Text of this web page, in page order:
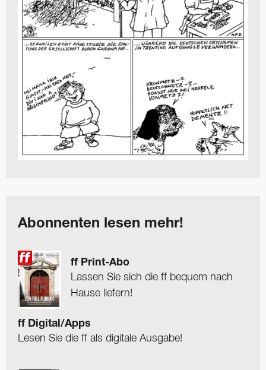
Abonnenten lesen mehr!
ff Print-Abo
Lassen Sie sich die ff bequem nach
Hause liefern!
ff Digital/Apps
Lesen Sie die ff als digitale Ausgabe!